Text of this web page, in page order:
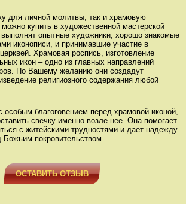
для личной молитвы, так и храмовую
купить в художественной мастерской
опытные художники, хорошо знакомые
иконописи, и принимавшие участие в
Храмовая роспись, изготовление
икон – одно из главных направлений
По Вашему желанию они создадут
религиозного содержания любой
благоговением перед храмовой иконой,
свечку именно возле нее. Она помогает
с житейскими трудностями и дает надежду
покровительством.
ОСТАВИТЬ ОТЗЫВ